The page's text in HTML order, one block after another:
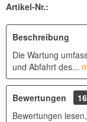
Artikel-Nr.:
Beschreibung
Die Wartung
und Abfahrt des...
Bewertungen
16
Bewertungen